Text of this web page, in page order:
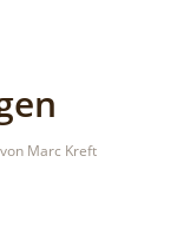
von Marc Kreft